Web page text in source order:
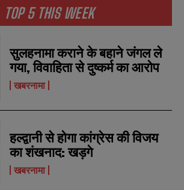
TOP 5 THIS WEEK
सुलहनामा कराने के बहाने जंगल ले
गया, विवाहिता से दुष्कर्म का आरोप
खबरनामा
हल्द्वानी से होगा कांग्रेस की विजय
का शंखनाद: खड़गे
खबरनामा